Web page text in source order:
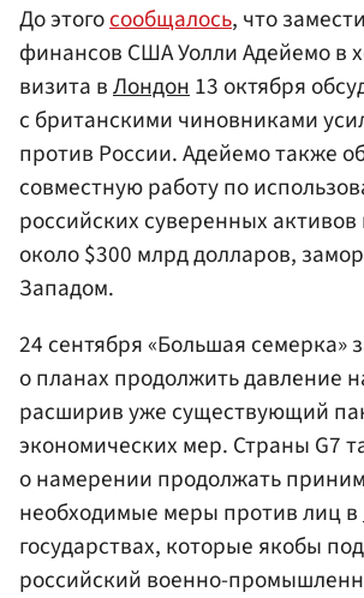
До этогосообщалось, что
финансов США Уолли Адейемо в
визита вЛондон13 октября
с британскими чиновниками
против России. Адейемо также
совместную работу по
российских суверенных
около $300 млрд долларов,
Западом.
24 сентября «Большая семерка»
о планах продолжить давление
расширив уже существующий
экономических мер. Страны G7
о намерении продолжать
необходимые меры против лиц в
государствах, которые якобы
российский военно-